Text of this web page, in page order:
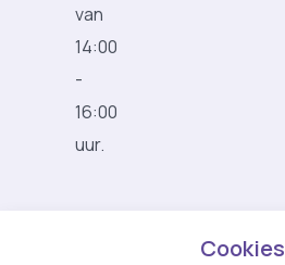
van
14:00
-
16:00
uur.
Cookies